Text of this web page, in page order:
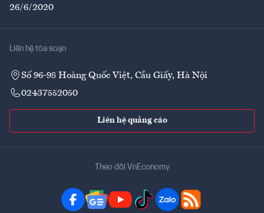
26/6/2020
Liên hệ tòa soạn
Số 96-98 Hoàng Quốc Việt, Cầu Giấy, Hà Nội
02437552050
Liên hệ quảng cáo
Theo dõi VnEconomy